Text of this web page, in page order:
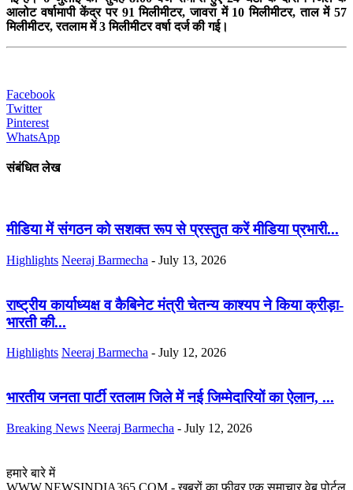
आलोट वर्षामापी केंद्र पर 91 मिलीमीटर, जावरा में 10 मिलीमीटर, ताल में 57
मिलीमीटर, रतलाम में 3 मिलीमीटर वर्षा दर्ज की गई।
Facebook
Twitter
Pinterest
WhatsApp
संबंधित लेख
मीडिया में संगठन को सशक्त रूप से प्रस्तुत करें मीडिया प्रभारी...
Highlights Neeraj Barmecha - July 13, 2026
राष्ट्रीय कार्याध्यक्ष व कैबिनेट मंत्री चेतन्य काश्यप ने किया क्रीड़ा-
भारती की...
Highlights Neeraj Barmecha - July 12, 2026
भारतीय जनता पार्टी रतलाम जिले में नई जिम्मेदारियों का ऐलान, ...
Breaking News Neeraj Barmecha - July 12, 2026
हमारे बारे में
WWW.NEWSINDIA365.COM - खबरों का फीवर एक समाचार वेब पोर्टल